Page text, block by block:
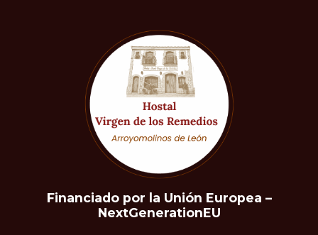
Financiado por la Unión Europea –
NextGenerationEU